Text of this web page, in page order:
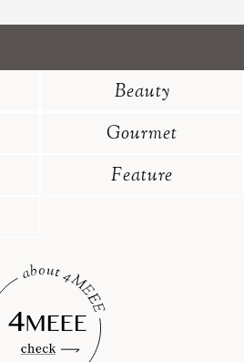
Beauty
Gourmet
Feature